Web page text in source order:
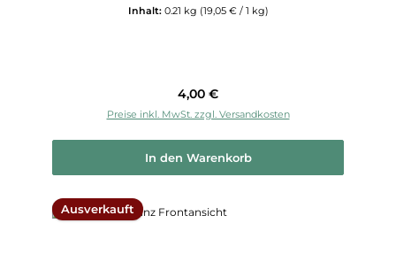
Inhalt: 0.21 kg (19,05 € / 1 kg)
Regulärer Preis:
4,00 €
Preise inkl. MwSt. zzgl. Versandkosten
In den Warenkorb
Ausverkauft